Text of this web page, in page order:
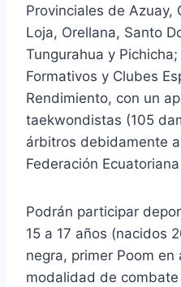
Provinciales de Azuay,
Loja, Orellana, Santo
Tungurahua y
Formativos y Clubes
Rendimiento, con un
taekwondistas (105
árbitros debidamente
Federación
Podrán participar
15 a 17 años (nacidos
negra, primer Poom en
modalidad de